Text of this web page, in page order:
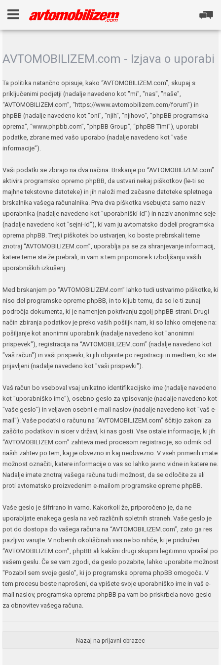
AVTOMOBILIZEM.com - Izjava o uporabi
Ta politika natančno opisuje, kako “AVTOMOBILIZEM.com”, skupaj s
priključenimi podjetji (nadalje navedeno kot "mi", "nas", "naše",
“AVTOMOBILIZEM.com”, “https://www.avtomobilizem.com/forum”) in
phpBB (nadalje navedeno kot "oni", "njih", "njihovo", "phpBB programska
oprema", “www.phpbb.com”, “phpBB Group”, “phpBB Timi”), uporabi
podatke, zbrane med vašo uporabo (nadalje navedeno kot "vaše
informacije”).
Vaši podatki se zbirajo na dva načina. Brskanje po “AVTOMOBILIZEM.com”
aktivira programsko opremo phpBB, da ustvari nekaj piškotkov (le-ti so
majhne tekstovne datoteke) in jih naloži med začasne datoteke spletnega
brskalnika vašega računalnika. Prva dva piškotka vsebujeta samo naziv
uporabnika (nadalje navedeno kot "uporabniški-id") in naziv anonimne seje
(nadalje navedeno kot "sejni-id"), ki vam ju avtomatsko dodeli programska
oprema phpBB. Tretji piškotek bo ustvarjen, ko boste prebrskali teme
znotraj “AVTOMOBILIZEM.com”, uporablja pa se za shranjevanje informacij,
katere teme ste že prebrali, in vam s tem pripomore k izboljšanju vaših
uporabniških izkušenj.
Med brskanjem po “AVTOMOBILIZEM.com” lahko tudi ustvarimo piškotke, ki
niso del programske opreme phpBB, in to kljub temu, da so le-ti zunaj
področja dokumenta, ki je namenjen pokrivanju zgolj phpBB strani. Drugi
način zbiranja podatkov je preko vaših pošiljk nam, ki so lahko omejene na:
pošiljanje kot anonimni uporabnik (nadalje navedeno kot "anonimni
prispevek"), registracija na “AVTOMOBILIZEM.com” (nadalje navedeno kot
"vaš račun") in vaši prispevki, ki jih objavite po registraciji in medtem, ko ste
prijavljeni (nadalje navedeno kot "vaši prispevki").
Vaš račun bo vseboval vsaj unikatno identifikacijsko ime (nadalje navedeno
kot "uporabniško ime"), osebno geslo za vpisovanje (nadalje navedeno kot
"vaše geslo") in veljaven osebni e-mail naslov (nadalje navedeno kot "vaš e-
mail"). Vaše podatki o računu na “AVTOMOBILIZEM.com” ščitijo zakoni za
zaščito podatkov in sicer v državi, ki nas gosti. Vse ostale informacije, ki jih
“AVTOMOBILIZEM.com” zahteva med procesom registracije, so odmik od
naših zahtev po tem, kaj je obvezno in kaj neobvezno. V vseh primerih imate
možnost označiti, katere informacije o vas so lahko javno vidne in katere ne.
Nadalje imate znotraj vašega računa tudi možnost, da se odločite za ali
proti avtomatsko proizvedenim e-mailom programske opreme phpBB.
Vaše geslo je šifrirano in varno. Kakorkoli že, priporočeno je, da ne
uporabljate enakega gesla na več različnih spletnih straneh. Vaše geslo je
pot do dostopa do vašega računa na “AVTOMOBILIZEM.com”, zato ga res
pazljivo varujte. V nobenih okoliščinah vas ne bo nihče, ki je pridružen
“AVTOMOBILIZEM.com”, phpBB ali kakšni drugi skupini legitimno vprašal po
vašem geslu. Če se vam zgodi, da geslo pozabite, lahko uporabite možnost
"Pozabil sem svoje geslo", ki jo programska oprema phpBB omogoča. V
tem procesu boste naprošeni, da vpišete svoje uporabniško ime in vaš e-
mail naslov, programska oprema phpBB pa vam bo priskrbela novo geslo
za obnovitev vašega računa.
Nazaj na prijavni obrazec